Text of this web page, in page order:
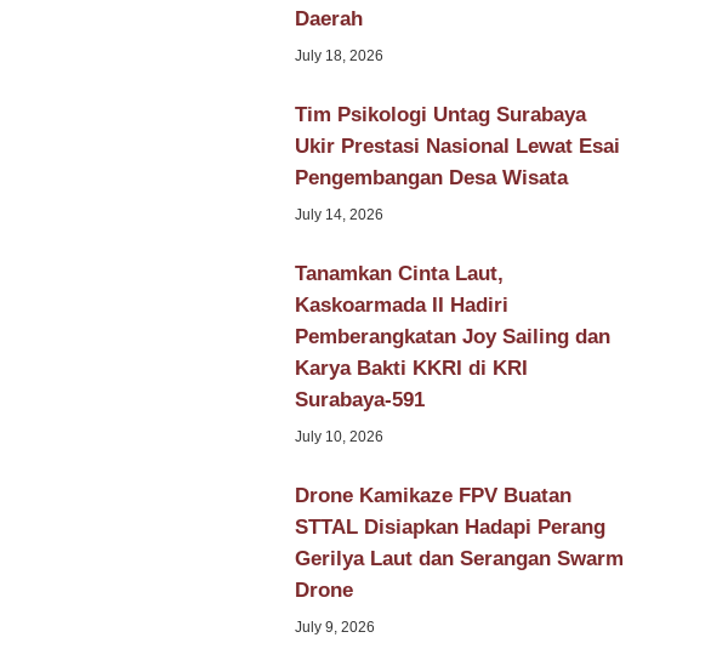
Daerah
July 18, 2026
Tim Psikologi Untag Surabaya
Ukir Prestasi Nasional Lewat Esai
Pengembangan Desa Wisata
July 14, 2026
Tanamkan Cinta Laut,
Kaskoarmada II Hadiri
Pemberangkatan Joy Sailing dan
Karya Bakti KKRI di KRI
Surabaya-591
July 10, 2026
Drone Kamikaze FPV Buatan
STTAL Disiapkan Hadapi Perang
Gerilya Laut dan Serangan Swarm
Drone
July 9, 2026